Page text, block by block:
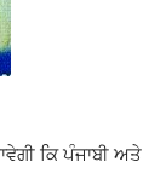
ਕਿ ਪੰਜਾਬੀ ਅਤੇ